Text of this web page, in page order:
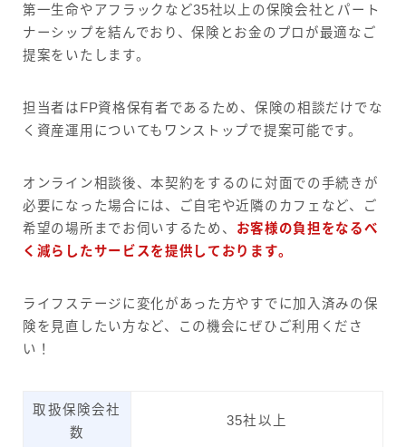
第一生命やアフラックなど35社以上の保険会社とパート
ナーシップを結んでおり、保険とお金のプロが最適なご
提案をいたします。
担当者はFP資格保有者であるため、保険の相談だけでな
く資産運用についてもワンストップで提案可能です。
オンライン相談後、本契約をするのに対面での手続きが
必要になった場合には、ご自宅や近隣のカフェなど、ご
希望の場所までお伺いするため、 お客様の負担をなるべ
く減らしたサービスを提供しております。
ライフステージに変化があった方やすでに加入済みの保
険を見直したい方など、この機会にぜひご利用くださ
い！
取扱保険会社
数
35社以上